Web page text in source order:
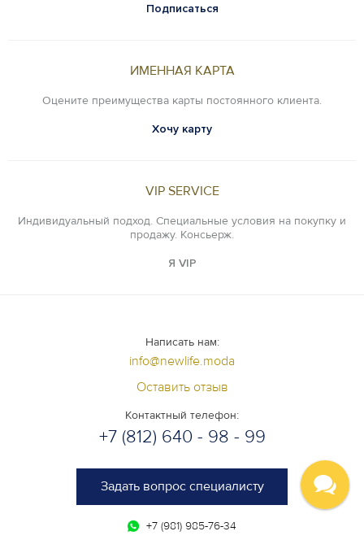
Подписаться
ИМЕННАЯ КАРТА
Оцените преимущества карты постоянного клиента.
Хочу карту
VIP SERVICE
Индивидуальный подход. Специальные условия на покупку и
продажу. Консьерж.
Я VIP
Написать нам:
info@newlife.moda
Оставить отзыв
Контактный телефон:
+7 (812) 640 - 98 - 99
Задать вопрос специалисту
+7 (981) 985-76-34